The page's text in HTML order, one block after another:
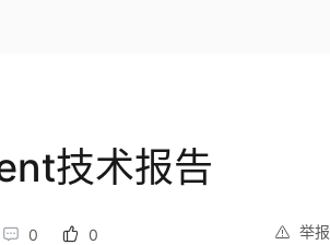
技术报告
举报
0 0